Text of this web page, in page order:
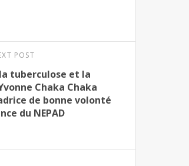
POST
tuberculose et la
Chaka Chaka
de bonne volonté
du NEPAD